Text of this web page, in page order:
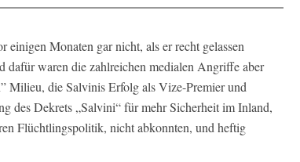
Monaten gar nicht, als er recht gelassen
dafür waren die zahlreichen medialen Angriffe aber
Milieu, die Salvinis Erfolg als Vize-Premier und
des Dekrets „Salvini“ für mehr Sicherheit im Inland,
Flüchtlingspolitik, nicht abkonnten, und heftig